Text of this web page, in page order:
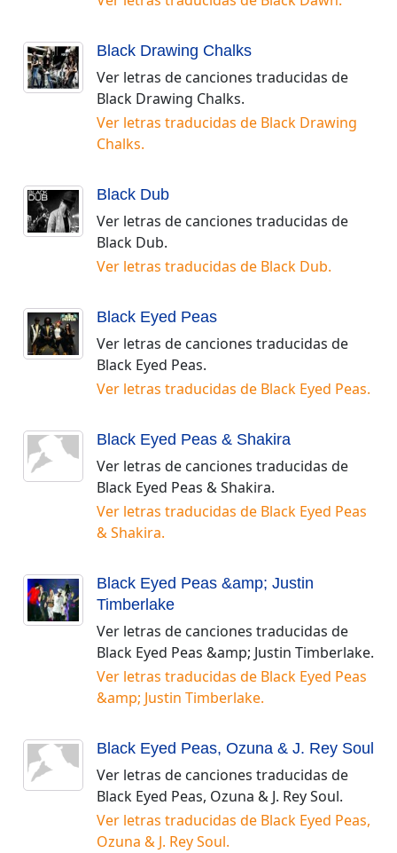
Black Drawing Chalks
Ver letras de canciones traducidas de
Black Drawing Chalks.
Ver letras traducidas de Black Drawing
Chalks.
Black Dub
Ver letras de canciones traducidas de
Black Dub.
Ver letras traducidas de Black Dub.
Black Eyed Peas
Ver letras de canciones traducidas de
Black Eyed Peas.
Ver letras traducidas de Black Eyed Peas.
Black Eyed Peas & Shakira
Ver letras de canciones traducidas de
Black Eyed Peas & Shakira.
Ver letras traducidas de Black Eyed Peas
& Shakira.
Black Eyed Peas &amp; Justin
Timberlake
Ver letras de canciones traducidas de
Black Eyed Peas &amp; Justin Timberlake.
Ver letras traducidas de Black Eyed Peas
&amp; Justin Timberlake.
Black Eyed Peas, Ozuna & J. Rey Soul
Ver letras de canciones traducidas de
Black Eyed Peas, Ozuna & J. Rey Soul.
Ver letras traducidas de Black Eyed Peas,
Ozuna & J. Rey Soul.